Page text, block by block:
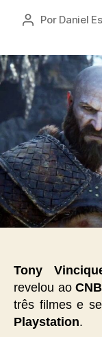
Autor
Por Daniel
Tony
revelou ao
três filmes e
Playstation.